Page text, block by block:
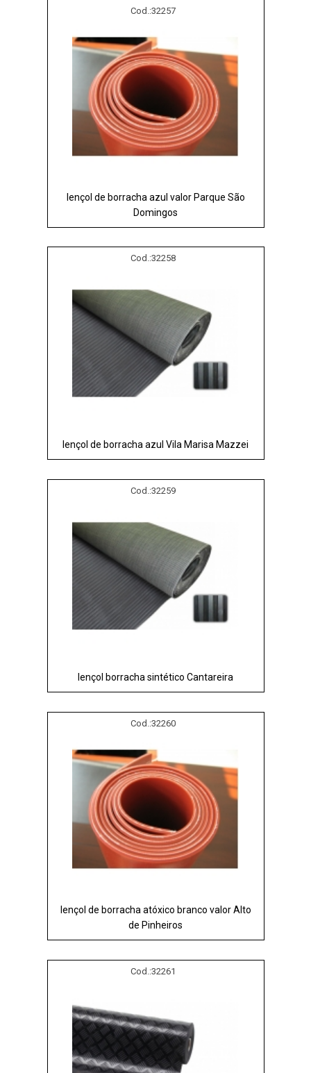
Cod.:32257
lençol de borracha azul valor Parque São
Domingos
Cod.:32258
lençol de borracha azul Vila Marisa Mazzei
Cod.:32259
lençol borracha sintético Cantareira
Cod.:32260
lençol de borracha atóxico branco valor Alto
de Pinheiros
Cod.:32261